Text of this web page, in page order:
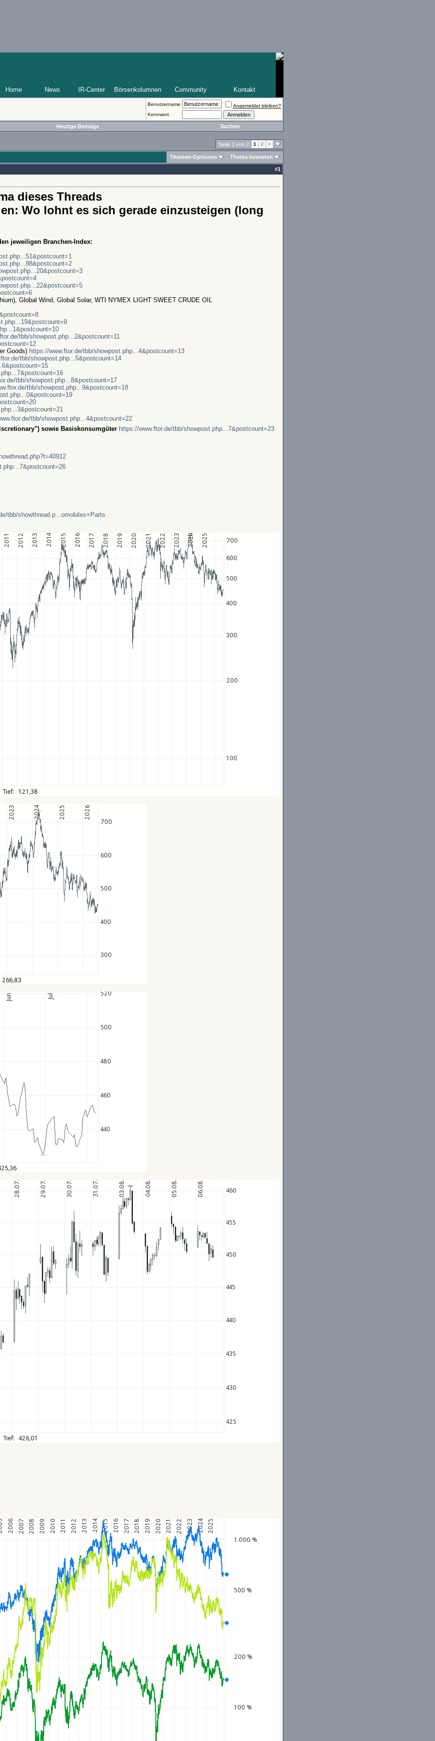
Home News IR-Center Börsenkolumnen Community Kontakt
Benutzername
Angemeldet bleiben?
Kennwort
Heutige Beiträge Suchen
Seite 1 von 2 1 2 >
Themen-Optionen Thema bewerten
#1
dieses Threads
Wo lohnt es sich gerade einzusteigen (long
jeweiligen Branchen-Index:
Global Wind, Global Solar, WTI NYMEX LIGHT SWEET CRUDE OIL
tbb/showpost.php...2&postcount=11
Goods) https://www.ftor.de/tbb/showpost.php...4&postcount=13
tbb/showpost.php...5&postcount=14
tbb/showpost.php...8&postcount=17
tbb/showpost.php...9&postcount=18
tbb/showpost.php...4&postcount=22
sowie Basiskonsumgüter https://www.ftor.de/tbb/showpost.php...7&postcount=23
tbb/showthread.p...omobiles+Parts